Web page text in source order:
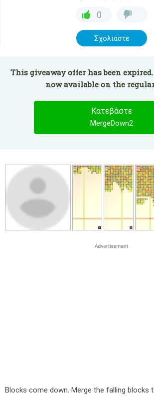
0
Σχολιάστε
This giveaway offer has been
now available on the
Κατεβάστε
MergeDown2
Blocks come down. Merge the falling blocks